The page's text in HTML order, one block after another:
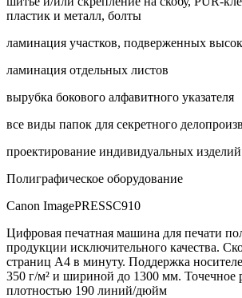
пластик и металл, болты
ламинация участков, подверженных
ламинация отдельных листов
вырубка бокового алфавитного указателя
все виды папок для секретного
проектирование индивидуальных изделий
Полиграфическое оборудование
Canon ImagePRESSC910
Цифровая печатная машина для печати
продукции исключительного качества.
страниц А4 в минуту. Поддержка
350 г/м² и шириной до 1300 мм. Точечное
плотностью 190 линий/дюйм